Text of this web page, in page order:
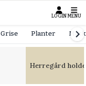
LOGIN MENU
Grise Planter
Herregård